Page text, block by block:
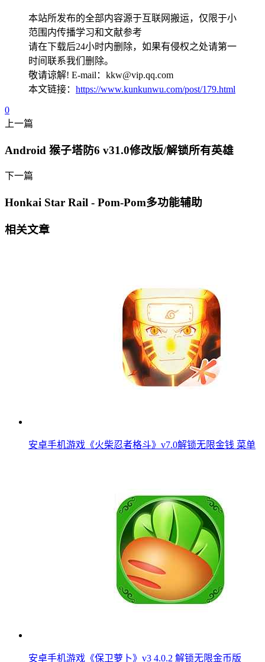
本站所发布的全部内容源于互联网搬运，仅限于小
范围内传播学习和文献参考
请在下载后24小时内删除，如果有侵权之处请第一
时间联系我们删除。
敬请谅解! E-mail：kkw@vip.qq.com
本文链接： https://www.kunkunwu.com/post/179.html
0
上一篇
Android 猴子塔防6 v31.0修改版/解锁所有英雄
下一篇
Honkai Star Rail - Pom-Pom多功能辅助
相关文章
安卓手机游戏《火柴忍者格斗》v7.0解锁无限金钱 菜单
安卓手机游戏《保卫萝卜》v3 4.0.2 解锁无限金币版